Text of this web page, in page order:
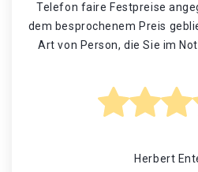
Telefon faire Festpreise
dem besprochenem Preis
Art von Person, die Sie im
Herbert